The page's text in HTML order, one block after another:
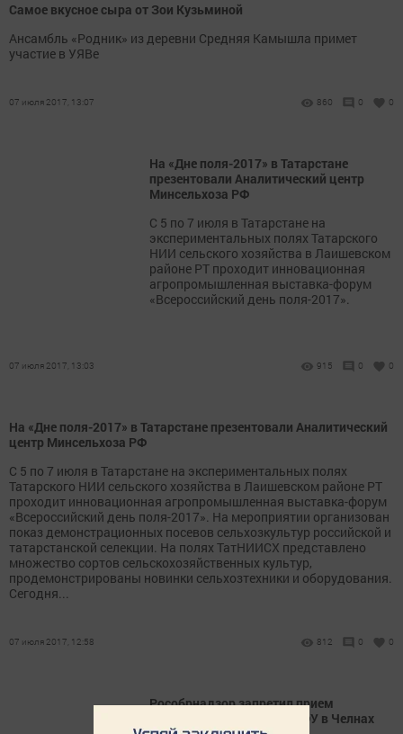
Самое вкусное сыра от Зои Кузьминой
Ансамбль «Родник» из деревни Средняя Камышла примет
участие в УЯВе
07 июля 2017, 13:07 860 0 0
На «Дне поля-2017» в Татарстане
презентовали Аналитический центр
Минсельхоза РФ
С 5 по 7 июля в Татарстане на
экспериментальных полях Татарского
НИИ сельского хозяйства в Лаишевском
районе РТ проходит инновационная
агропромышленная выставка-форум
«Всероссийский день поля-2017».
07 июля 2017, 13:03 915 0 0
На «Дне поля-2017» в Татарстане презентовали Аналитический
центр Минсельхоза РФ
С 5 по 7 июля в Татарстане на экспериментальных полях
Татарского НИИ сельского хозяйства в Лаишевском районе РТ
проходит инновационная агропромышленная выставка-форум
«Всероссийский день поля-2017». На мероприятии организован
показ демонстрационных посевов сельхозкультур российской и
татарстанской селекции. На полях ТатНИИСХ представлено
множество сортов сельскохозяйственных культур,
продемонстрированы новинки сельхозтехники и оборудования.
Сегодня...
07 июля 2017, 12:58 812 0 0
Рособрнадзор запретил прием
абитуриентов в филиал КФУ в Челнах